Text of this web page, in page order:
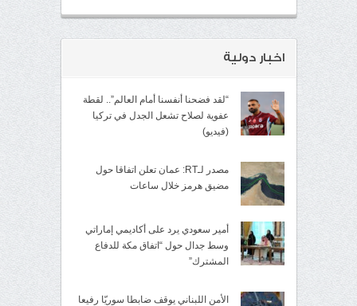
اخبار دولية
“لقد فضحنا أنفسنا أمام العالم”.. لقطة
عفوية لصلاح تشعل الجدل في تركيا
(فيديو)
مصدر لـRT: عمان تعلن اتفاقا حول
مضيق هرمز خلال ساعات
أمير سعودي يرد على أكاديمي إماراتي
وسط جدال حول “اتفاق مكة للدفاع
المشترك”
الأمن اللبناني يوقف ضابطا سوريّا رفيعا